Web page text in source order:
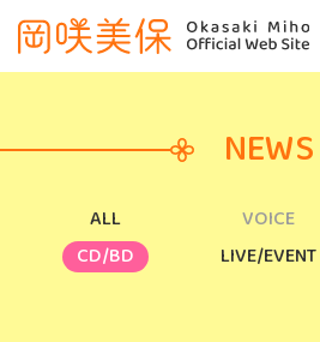
NEWS
ALL VOICE
CD/BD
LIVE/EVENT